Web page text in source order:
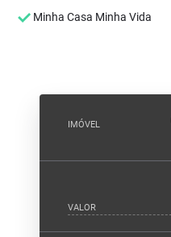
Minha Casa Minha Vida
IMÓVEL
VALOR